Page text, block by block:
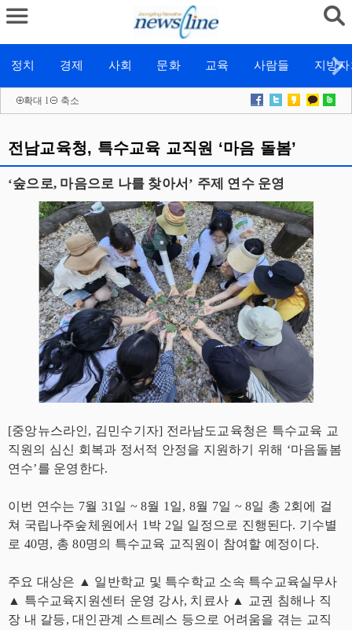
정치 경제 사회 문화 교육 사람들 지방
확대 l 축소
전남교육청, 특수교육 교직원 ‘마음 돌봄’
‘숲으로, 마음으로 나를 찾아서’ 주제 연수 운영
[중앙뉴스라인, 김민수기자] 전라남도교육청은 특수교육 교
직원의 심신 회복과 정서적 안정을 지원하기 위해 ‘마음돌봄
연수’를 운영한다.
이번 연수는 7월 31일 ~ 8월 1일, 8월 7일 ~ 8일 총 2회에 걸
쳐 국립나주숲체원에서 1박 2일 일정으로 진행된다. 기수별
로 40명, 총 80명의 특수교육 교직원이 참여할 예정이다.
주요 대상은 ▲ 일반학교 및 특수학교 소속 특수교육실무사
▲ 특수교육지원센터 운영 강사, 치료사 ▲ 교권 침해나 직
장 내 갈등, 대인관계 스트레스 등으로 어려움을 겪는 교직